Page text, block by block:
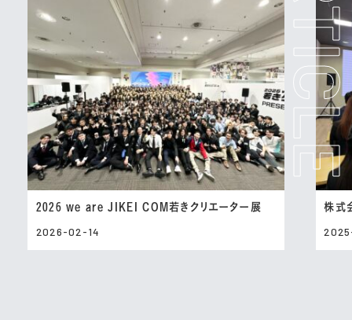
2026 we are JIKEI COM若きクリエーター展
2026-02-14
株式